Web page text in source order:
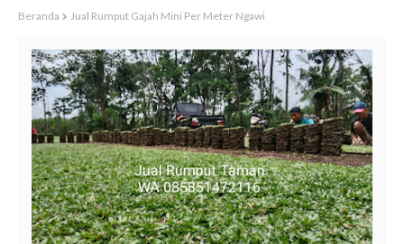
Beranda Jual Rumput Gajah Mini Per Meter Ngawi